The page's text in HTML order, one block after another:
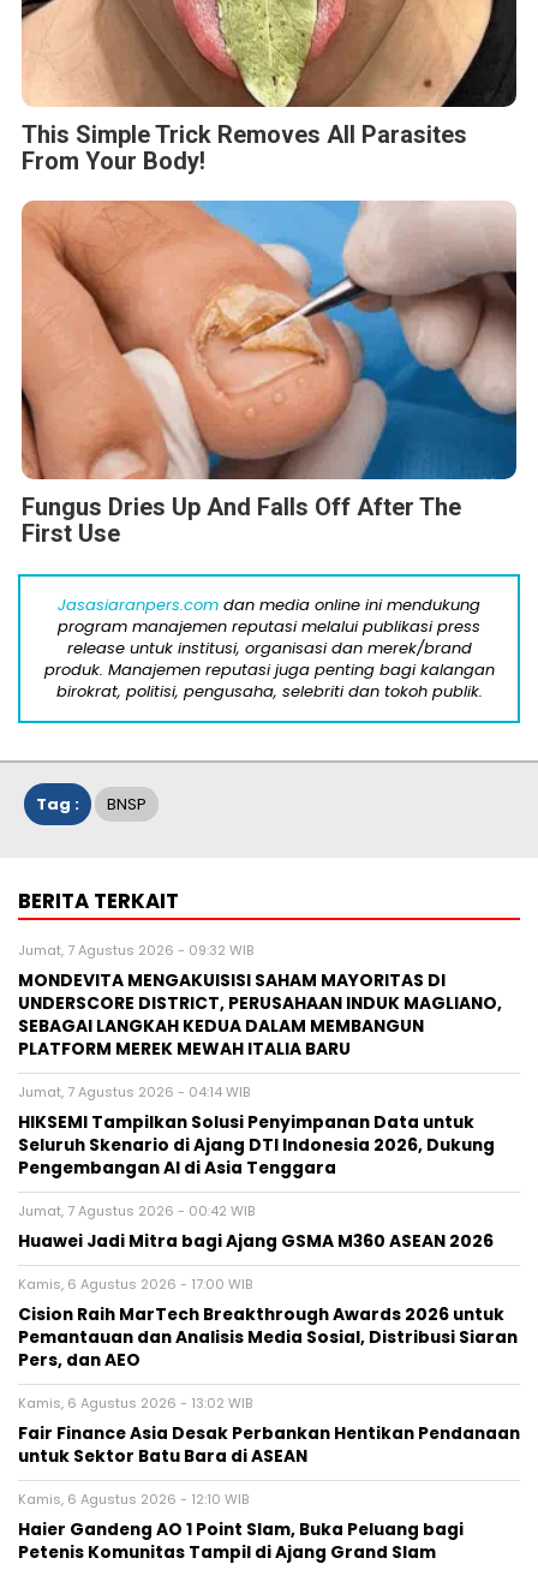
This Simple Trick Removes All Parasites
From Your Body!
Fungus Dries Up And Falls Off After The
First Use
Jasasiaranpers.com dan media online ini mendukung
program manajemen reputasi melalui publikasi press
release untuk institusi, organisasi dan merek/brand
produk. Manajemen reputasi juga penting bagi kalangan
birokrat, politisi, pengusaha, selebriti dan tokoh publik.
Tag : BNSP
BERITA TERKAIT
Jumat, 7 Agustus 2026 - 09:32 WIB
MONDEVITA MENGAKUISISI SAHAM MAYORITAS DI
UNDERSCORE DISTRICT, PERUSAHAAN INDUK MAGLIANO,
SEBAGAI LANGKAH KEDUA DALAM MEMBANGUN
PLATFORM MEREK MEWAH ITALIA BARU
Jumat, 7 Agustus 2026 - 04:14 WIB
HIKSEMI Tampilkan Solusi Penyimpanan Data untuk
Seluruh Skenario di Ajang DTI Indonesia 2026, Dukung
Pengembangan AI di Asia Tenggara
Jumat, 7 Agustus 2026 - 00:42 WIB
Huawei Jadi Mitra bagi Ajang GSMA M360 ASEAN 2026
Kamis, 6 Agustus 2026 - 17:00 WIB
Cision Raih MarTech Breakthrough Awards 2026 untuk
Pemantauan dan Analisis Media Sosial, Distribusi Siaran
Pers, dan AEO
Kamis, 6 Agustus 2026 - 13:02 WIB
Fair Finance Asia Desak Perbankan Hentikan Pendanaan
untuk Sektor Batu Bara di ASEAN
Kamis, 6 Agustus 2026 - 12:10 WIB
Haier Gandeng AO 1 Point Slam, Buka Peluang bagi
Petenis Komunitas Tampil di Ajang Grand Slam